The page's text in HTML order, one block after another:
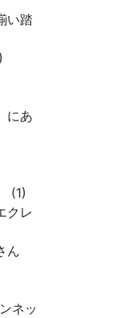
い踏
にあ
(1)
クレ
ん
ネッ